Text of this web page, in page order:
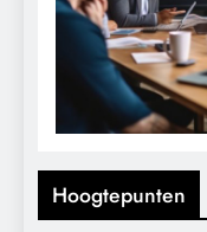
Hoogtepunten